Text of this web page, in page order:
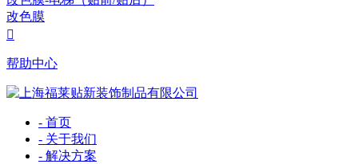
改色膜

帮助中心
- 首页
- 关于我们
- 解决方案